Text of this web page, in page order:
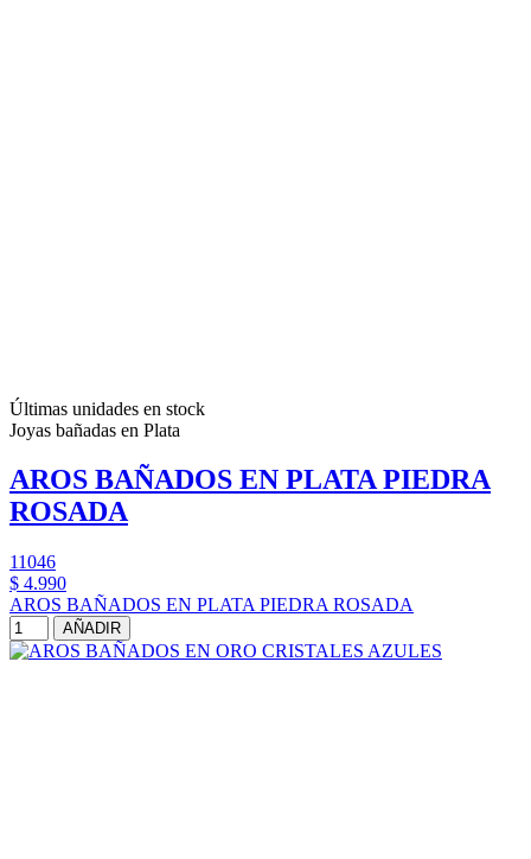
Últimas unidades en stock
Joyas bañadas en Plata
AROS BAÑADOS EN PLATA PIEDRA
ROSADA
11046
$ 4.990
AROS BAÑADOS EN PLATA PIEDRA ROSADA
AÑADIR